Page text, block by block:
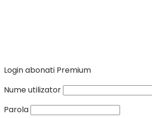
Login abonati Premium
Nume utilizator
Parola